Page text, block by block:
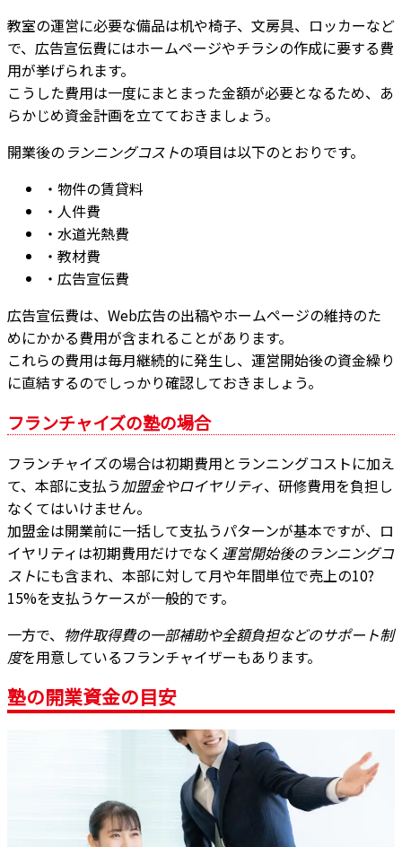
教室の運営に必要な備品は机や椅子、文房具、ロッカーなど
で、広告宣伝費にはホームページやチラシの作成に要する費
用が挙げられます。
こうした費用は一度にまとまった金額が必要となるため、あ
らかじめ資金計画を立てておきましょう。
開業後の ランニングコストの項目は以下のとおりです。
・物件の賃貸料
・人件費
・水道光熱費
・教材費
・広告宣伝費
広告宣伝費は、Web広告の出稿やホームページの維持のた
めにかかる費用が含まれることがあります。
これらの費用は毎月継続的に発生し、運営開始後の資金繰り
に直結するのでしっかり確認しておきましょう。
フランチャイズの塾の場合
フランチャイズの場合は初期費用とランニングコストに加え
て、本部に支払う加盟金やロイヤリティ、研修費用を負担し
なくてはいけません。
加盟金は開業前に一括して支払うパターンが基本ですが、ロ
イヤリティは初期費用だけでなく 運営開始後のランニングコ
ストにも含まれ、本部に対して月や年間単位で売上の10?
15%を支払うケースが一般的です。
一方で、 物件取得費の一部補助や全額負担などのサポート制
度を用意しているフランチャイザーもあります。
塾の開業資金の目安